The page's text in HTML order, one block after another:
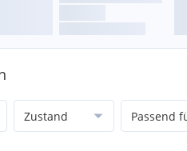
Zustand Passend